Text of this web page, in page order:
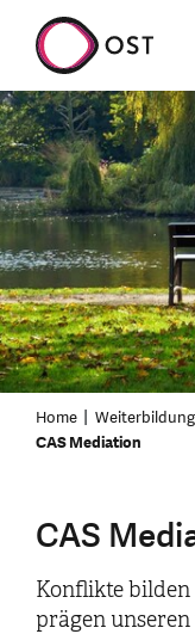
Home Weiterbildung
CAS Mediation
CAS
Konflikte
prägen